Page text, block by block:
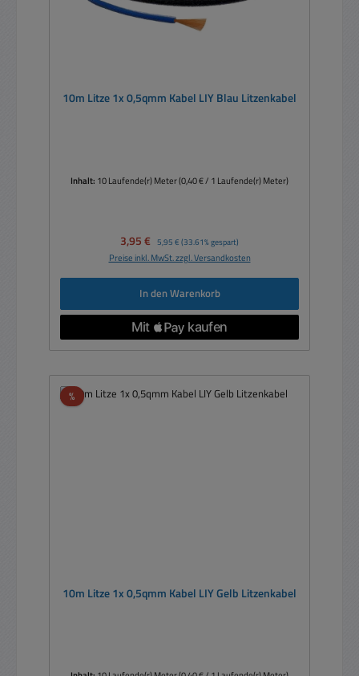
10m Litze 1x 0,5qmm Kabel LIY Blau Litzenkabel
Inhalt: 10 Laufende(r) Meter(0,40 € / 1 Laufende(r) Meter)
Verkaufspreis:
3,95 € Regulärer Preis:
5,95 € (33.61% gespart)
Preise inkl. MwSt. zzgl. Versandkosten
In den Warenkorb
%Rabatt
10m Litze 1x 0,5qmm Kabel LIY Gelb Litzenkabel